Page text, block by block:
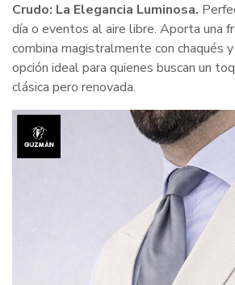
Crudo: La Elegancia Luminosa.
día o eventos al aire libre. Aporta una
combina magistralmente con chaqués
opción ideal para quienes buscan un
clásica pero renovada.